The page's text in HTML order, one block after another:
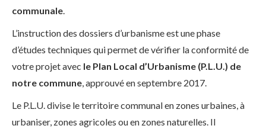
communale.
L’instruction des dossiers d’urbanisme est une phase
d’études techniques qui permet de vérifier la conformité de
votre projet avec le Plan Local d’Urbanisme (P.L.U.) de
notre commune, approuvé en septembre 2017.
Le P.L.U. divise le territoire communal en zones urbaines, à
urbaniser, zones agricoles ou en zones naturelles. Il